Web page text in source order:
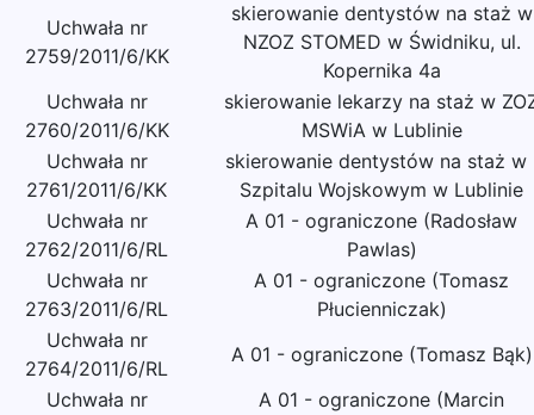
Uchwała nr
2759/2011/6/KK
skierowanie dentystów na staż w
NZOZ STOMED w Świdniku, ul.
Kopernika 4a
Uchwała nr
2760/2011/6/KK
skierowanie lekarzy na staż w
MSWiA w Lublinie
Uchwała nr
2761/2011/6/KK
skierowanie dentystów na staż w
Szpitalu Wojskowym w Lublinie
Uchwała nr
2762/2011/6/RL
A 01 - ograniczone (Radosław
Pawlas)
Uchwała nr
2763/2011/6/RL
A 01 - ograniczone (Tomasz
Płucienniczak)
Uchwała nr
2764/2011/6/RL
A 01 - ograniczone (Tomasz Bąk)
Uchwała nr
A 01 - ograniczone (Marcin